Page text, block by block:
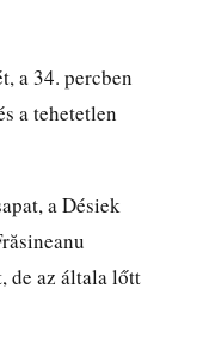
a 34. percben
a tehetetlen
a Désiek
de az általa lőtt